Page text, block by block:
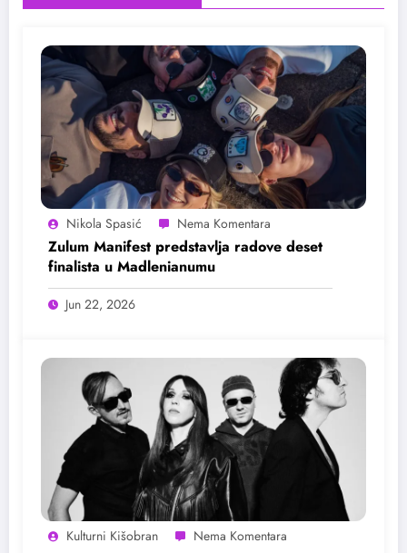
Nikola Spasić
Zulum Manifest predstavlja radove deset
finalista u Madlenianumu
Jun 22, 2026
Kulturni Kišobran